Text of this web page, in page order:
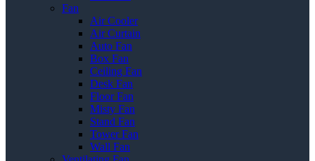
Fan
Air Cooler
Air Curtain
Auto Fan
Box Fan
Ceiling Fan
Desk Fan
Floor Fan
Misty Fan
Stand Fan
Tower Fan
Wall Fan